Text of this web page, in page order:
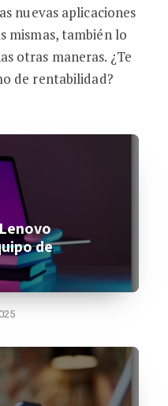
nuevas aplicaciones
mismas, también lo
otras maneras. ¿Te
de rentabilidad?
de